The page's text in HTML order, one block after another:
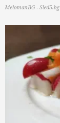
MelomanBG - Sled5.bg